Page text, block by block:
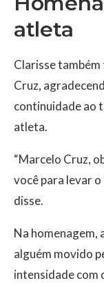
atleta
Clarisse
Cruz,
continuidade ao
atleta.
“Marcelo Cruz,
você para levar
disse.
Na homenagem,
alguém movido
intensidade com